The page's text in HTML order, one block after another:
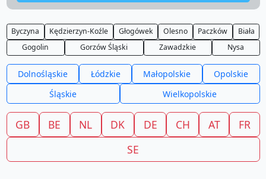
Byczyna Kędzierzyn-Koźle Głogówek Olesno Paczków
Biała
Gogolin
Gorzów Śląski Zawadzkie Nysa
Dolnośląskie Łódzkie Małopolskie
Opolskie
Śląskie
Wielkopolskie
GB BE NL DK DE CH AT
FR
SE